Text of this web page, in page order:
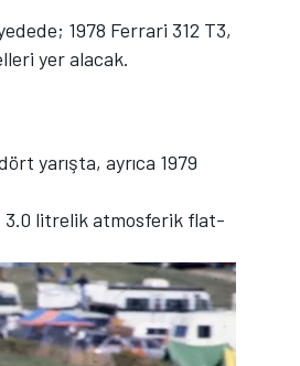
1978 Ferrari 312 T3,
yer alacak.
yarışta, ayrıca 1979
3.0 litrelik atmosferik flat-